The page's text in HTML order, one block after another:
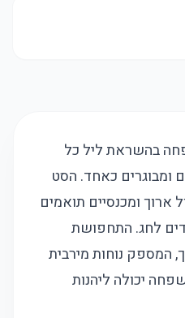
בהשראת ליל כל
ומבוגרים כאחד. הסט
ארוך ומכנסיים תואמים
לחג. התחפושת
המספק נוחות מירבית
יכולה ליהנות